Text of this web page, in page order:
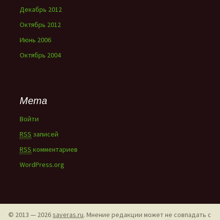
Декабрь 2012
Октябрь 2012
Июнь 2006
Октябрь 2004
Мета
Войти
RSS записей
RSS комментариев
WordPress.org
© 2013 — 2026saveras.ru. Мнение редакции может не совпадать с